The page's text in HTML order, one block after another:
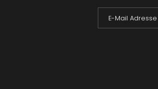
E-Mail